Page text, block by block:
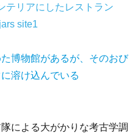
テリアにしたレストラン
site1
博物館があるが、そのおび
溶け込んでいる
による大がかりな考古学調